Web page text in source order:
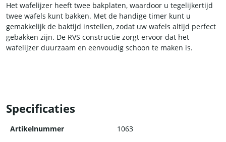
Het wafelijzer heeft twee bakplaten, waardoor u tegelijkertijd
twee wafels kunt bakken. Met de handige timer kunt u
gemakkelijk de baktijd instellen, zodat uw wafels altijd perfect
gebakken zijn. De RVS constructie zorgt ervoor dat het
wafelijzer duurzaam en eenvoudig schoon te maken is.
Specificaties
Artikelnummer
1063